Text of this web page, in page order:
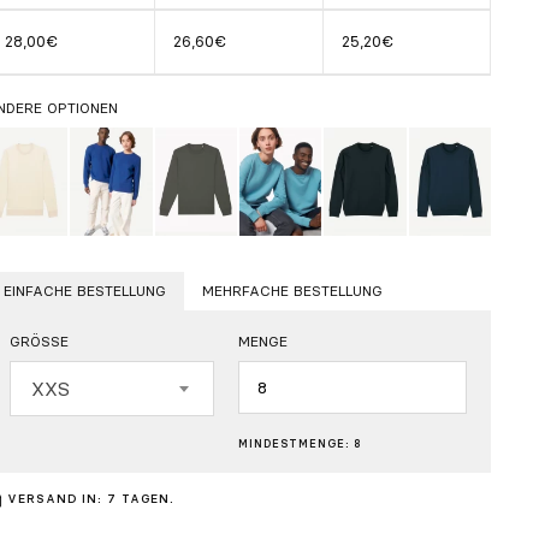
28,00€ 26,60€ 25,20€
OPTIONEN
EINFACHE BESTELLUNG MEHRFACHE BESTELLUNG
GRÖSSE
XXS
MENGE
Menge
MINDESTMENGE: 8
VERSAND IN: 7 TAGEN.